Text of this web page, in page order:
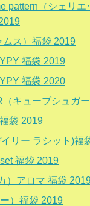
pattern（シェリ
ス）福袋 2019
福袋 2019
福袋 2020
キューブシュガ
袋 2019
リー ラシット)福
福袋 2019
）アロマ 福袋
）福袋 2019